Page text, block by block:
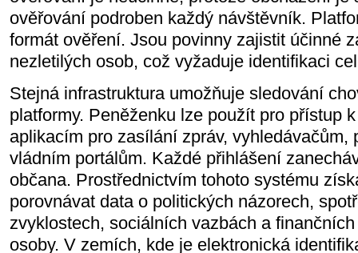
ověřování podroben každý návštěvník.
formát ověření. Jsou povinny zajistit účinné
nezletilých osob, což vyžaduje identifikaci
Stejná infrastruktura umožňuje sledování
platformy. Peněženku lze použít pro přístup
aplikacím pro zasílání zpráv, vyhledávačům,
vládním portálům. Každé přihlášení
občana. Prostřednictvím tohoto systému
porovnávat data o politických názorech,
zvyklostech, sociálních vazbách a
osoby. V zemích, kde je elektronická